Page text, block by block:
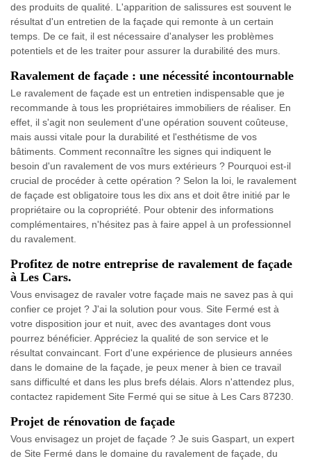
des produits de qualité. L'apparition de salissures est souvent le
résultat d'un entretien de la façade qui remonte à un certain
temps. De ce fait, il est nécessaire d'analyser les problèmes
potentiels et de les traiter pour assurer la durabilité des murs.
Ravalement de façade : une nécessité incontournable
Le ravalement de façade est un entretien indispensable que je
recommande à tous les propriétaires immobiliers de réaliser. En
effet, il s'agit non seulement d'une opération souvent coûteuse,
mais aussi vitale pour la durabilité et l'esthétisme de vos
bâtiments. Comment reconnaître les signes qui indiquent le
besoin d'un ravalement de vos murs extérieurs ? Pourquoi est-il
crucial de procéder à cette opération ? Selon la loi, le ravalement
de façade est obligatoire tous les dix ans et doit être initié par le
propriétaire ou la copropriété. Pour obtenir des informations
complémentaires, n'hésitez pas à faire appel à un professionnel
du ravalement.
Profitez de notre entreprise de ravalement de façade
à Les Cars.
Vous envisagez de ravaler votre façade mais ne savez pas à qui
confier ce projet ? J'ai la solution pour vous. Site Fermé est à
votre disposition jour et nuit, avec des avantages dont vous
pourrez bénéficier. Appréciez la qualité de son service et le
résultat convaincant. Fort d'une expérience de plusieurs années
dans le domaine de la façade, je peux mener à bien ce travail
sans difficulté et dans les plus brefs délais. Alors n'attendez plus,
contactez rapidement Site Fermé qui se situe à Les Cars 87230.
Projet de rénovation de façade
Vous envisagez un projet de façade ? Je suis Gaspart, un expert
de Site Fermé dans le domaine du ravalement de façade, du